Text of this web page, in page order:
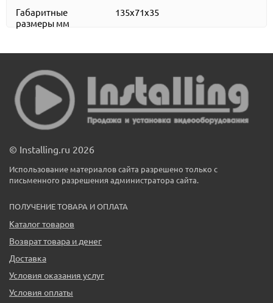
Габаритные
размеры мм
135х71х35
© Installing.ru 2026
Использование материалов сайта разрешено только с
письменного разрешения администратора сайта.
ПОЛУЧЕНИЕ ТОВАРА И ОПЛАТА
Каталог товаров
Возврат товара и денег
Доставка
Условия оказания услуг
Условия оплаты